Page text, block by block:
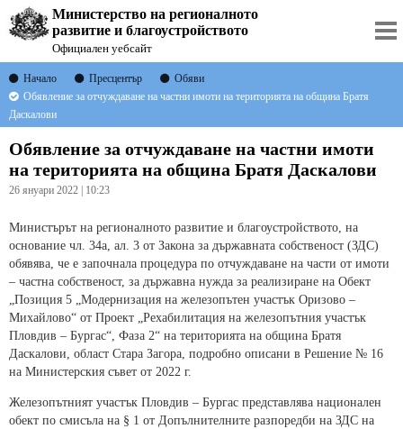
Министерство на регионалното
развитие и благоустройството
Официален уебсайт
Начало Пресцентър
Обяви
Обявление за отчуждаване на частни имоти на територията на община Братя
Даскалови
Обявление за отчуждаване на частни имоти
на територията на община Братя Даскалови
26 януари 2022 | 10:23
Министърът на регионалното развитие и благоустройството, на
основание чл. 34а, ал. 3 от Закона за държавната собственост (ЗДС)
обявява, че е започнала процедура по отчуждаване на части от имоти
– частна собственост, за държавна нуждa за реализиране на Обект
„Позиция 5 „Модернизация на железопътен участък Оризово –
Михайлово“ от Проект „Рехабилитация на железопътния участък
Пловдив – Бургас“, Фаза 2“ на територията на община Братя
Даскалови, област Стара Загора, подробно описани в Решение № 16
на Министерския съвет от 2022 г.
Железопътният участък Пловдив – Бургас представлява национален
обект по смисъла на § 1 от Допълнителните разпоредби на ЗДС на